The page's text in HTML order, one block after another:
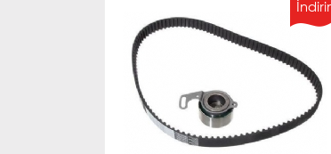
WHATSAPP